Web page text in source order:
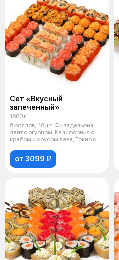
Сет «Вкусный
запеченный»
1680 г
6 роллов, 48 шт. Филадельфия
лайт с огурцом, Калифорния с
крабом и соусом лава, Токио с
от 3099 ₽